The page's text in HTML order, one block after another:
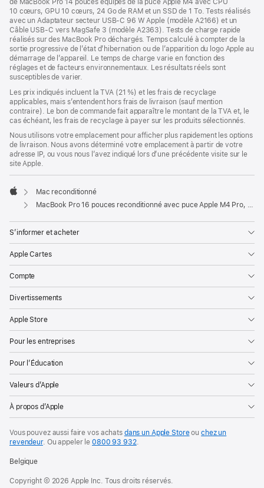
de MacBook Pro 14 pouces équipés de la puce Apple M4 avec CPU
10 cœurs, GPU 10 cœurs, 24 Go de RAM et un SSD de 1 To. Tests réalisés
avec un Adaptateur secteur USB-C 96 W Apple (modèle A2166) et un
Câble USB-C vers MagSafe 3 (modèle A2363). Tests de charge rapide
réalisés sur des MacBook Pro déchargés. Temps calculé à compter de la
sortie progressive de l’état d’hibernation ou de l’apparition du logo Apple au
démarrage de l’appareil. Le temps de charge varie en fonction des
réglages et de facteurs environnementaux. Les résultats réels sont
susceptibles de varier.
Les prix indiqués incluent la TVA (21 %) et les frais de recyclage
applicables, mais s’entendent hors frais de livraison (sauf mention
contraire). Le bon de commande fait apparaître le montant de la TVA et, le
cas échéant, les frais de recyclage à payer sur les produits sélectionnés.
Nous utilisons votre emplacement pour afficher plus rapidement les options
de livraison. Nous avons déterminé votre emplacement à partir de votre
adresse IP, ou vous nous l’avez indiqué lors d’une précédente visite sur le
site Apple.
Apple
Mac reconditionné
MacBook Pro 16 pouces reconditionné avec puce Apple M4 Pro, CPU 14 cœurs et GPU 20 cœurs - Noir sidéral
S’informer et acheter
Apple Cartes
Compte
Divertissements
Apple Store
Pour les entreprises
Pour l’Éducation
Valeurs d’Apple
À propos d’Apple
Vous pouvez aussi faire vos achats dans un Apple Storeouchez un
revendeur. Ouappeler le0800 93 932.
Belgique
Copyright © 2026 Apple Inc. Tous droits réservés.